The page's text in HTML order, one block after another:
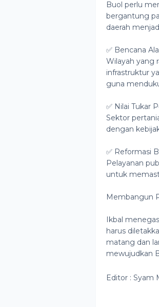
Buol perlu
bergantung
daerah
✅ Bencana
Wilayah yang
infrastruktur
guna
✅ Nilai Tukar
Sektor
dengan
✅ Reformasi
Pelayanan
untuk
Membangun
Ikbal
harus
matang dan
mewujudkan
Editor : Syam